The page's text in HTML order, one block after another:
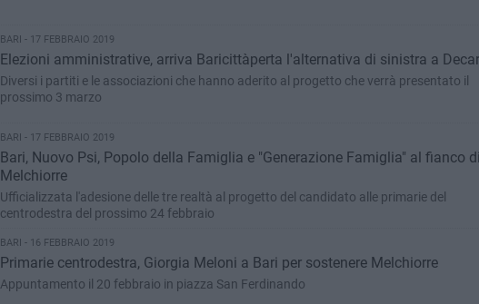
BARI - 17 FEBBRAIO 2019
Elezioni amministrative, arriva Baricittàperta l'alternativa di sinistra a
Diversi i partiti e le associazioni che hanno aderito al progetto che verrà presentato il
prossimo 3 marzo
BARI - 17 FEBBRAIO 2019
Bari, Nuovo Psi, Popolo della Famiglia e "Generazione Famiglia" al fianco di
Melchiorre
Ufficializzata l'adesione delle tre realtà al progetto del candidato alle primarie del
centrodestra del prossimo 24 febbraio
BARI - 16 FEBBRAIO 2019
Primarie centrodestra, Giorgia Meloni a Bari per sostenere Melchiorre
Appuntamento il 20 febbraio in piazza San Ferdinando